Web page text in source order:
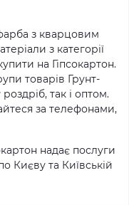
з кварцовим
з категорії
на Гіпсокартон.
товарів Грунт-
так і оптом.
за телефонами,
надає послуги
Києву та Київській